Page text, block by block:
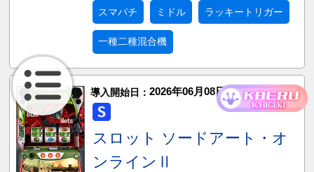
スマパチ ミドル ラッキートリガー
一種二種混合機
導入開始日： 2026年06月08日
スロット ソードアート・オ
ンラインⅡ